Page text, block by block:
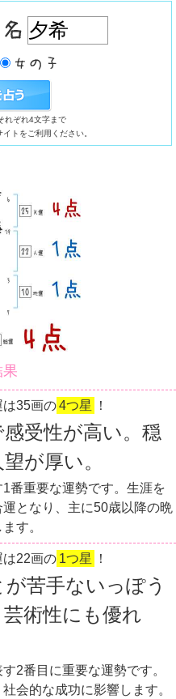
れぞれ4文字まで
トをご利用ください。
は35画の4つ星 ！
受性が高い。穏
が厚い。
番重要な運勢です。生涯を
となり、主に50歳以降の晩
す。
は22画の 1つ星 ！
苦手ないっぽう
術性にも優れ
2番目に重要な運勢です。
会的な成功に影響します。